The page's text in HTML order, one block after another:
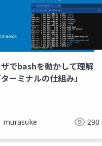
でbashを動かして理解
ーミナルの仕組み」
murasuke 290